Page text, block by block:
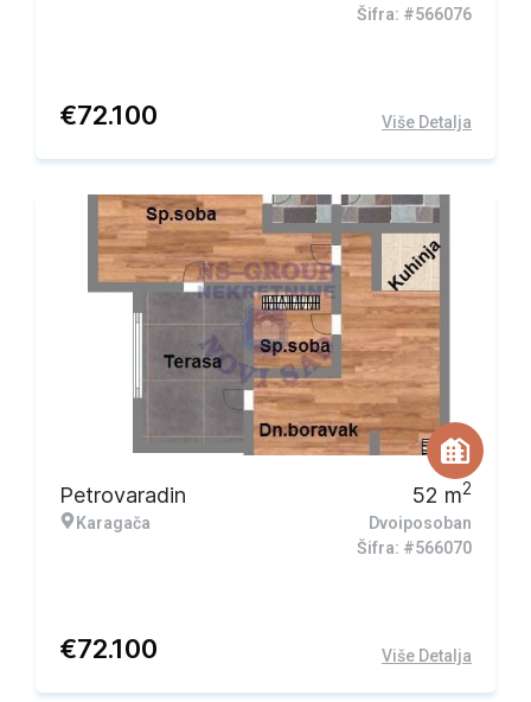
Šifra: #566076
€72.100 Više Detalja
Petrovaradin
Karagača
52 m2
Dvoiposoban
Šifra: #566070
€72.100 Više Detalja